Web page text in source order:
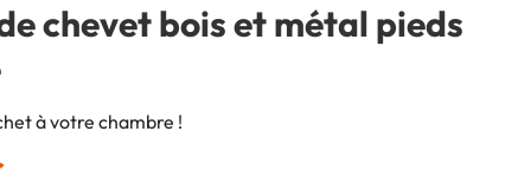
chevet bois et métal pieds
à votre chambre !